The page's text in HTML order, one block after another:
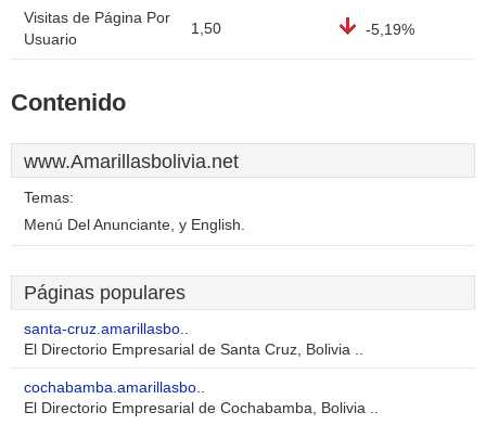
Visitas de Página Por
Usuario
1,50 -5,19%
Contenido
www.Amarillasbolivia.net
Temas:
Menú Del Anunciante, y English.
Páginas populares
santa-cruz.amarillasbo..
El Directorio Empresarial de Santa Cruz, Bolivia ..
cochabamba.amarillasbo..
El Directorio Empresarial de Cochabamba, Bolivia ..